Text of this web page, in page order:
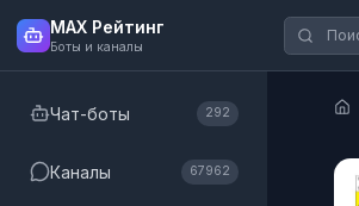
MAX Рейтинг
Боты и каналы
Чат-боты 292
Каналы 67962